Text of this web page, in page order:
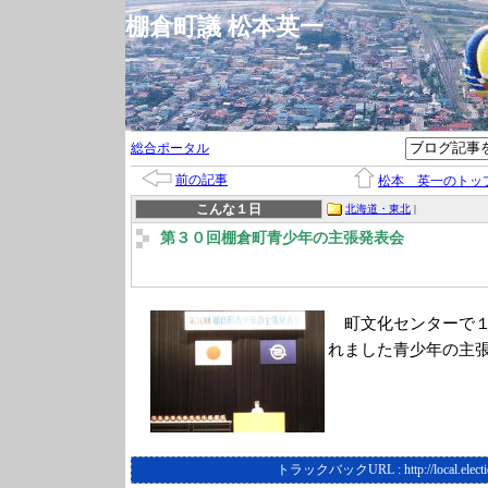
棚倉町議 松本英一
総合ポータル
前の記事
松本 英一のトッ
こんな１日
北海道・東北 |
第３０回棚倉町青少年の主張発表会
町文化センターで
れました青少年の主
トラックバックURL : http://